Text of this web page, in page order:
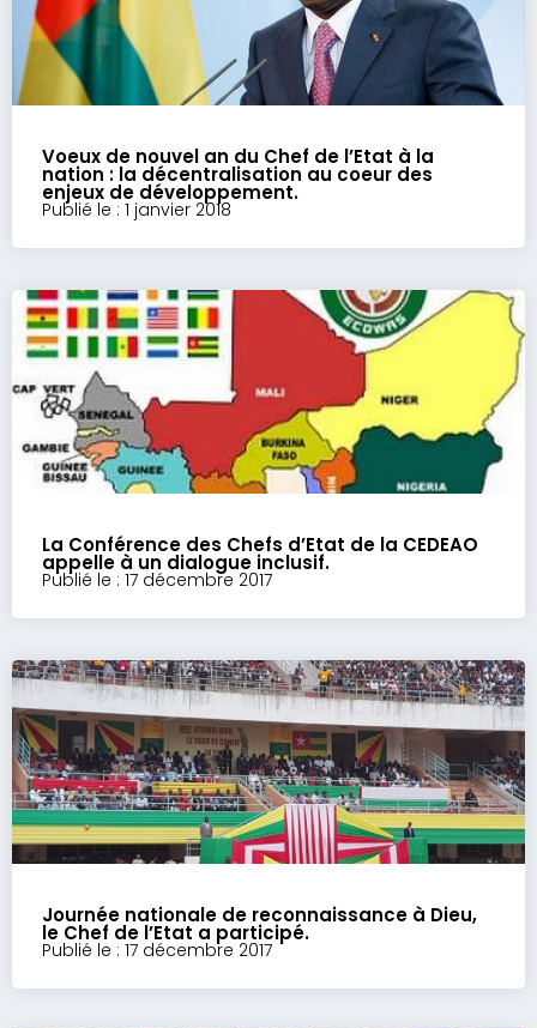
Voeux de nouvel an du Chef de l’Etat à la
nation : la décentralisation au coeur des
enjeux de développement.
Publié le : 1 janvier 2018
La Conférence des Chefs d’Etat de la CEDEAO
appelle à un dialogue inclusif.
Publié le : 17 décembre 2017
Journée nationale de reconnaissance à Dieu,
le Chef de l’Etat a participé.
Publié le : 17 décembre 2017